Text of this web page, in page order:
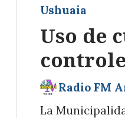
Uso de
La
Ushuaia
Radio FM